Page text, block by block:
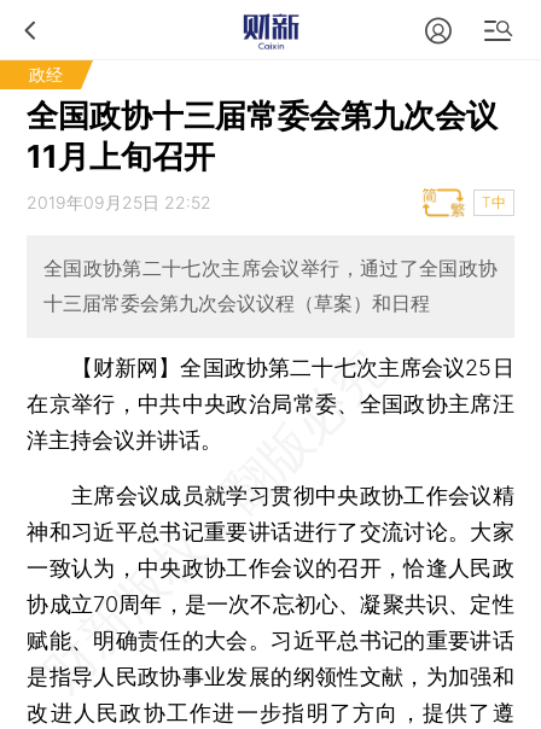
政经
全国政协十三届常委会第九次会议
11月上旬召开
2019年09月25日 22:52 T中
全国政协第二十七次主席会议举行，通过了全国政协
十三届常委会第九次会议议程（草案）和日程
【财新网】全国政协第二十七次主席会议25日
在京举行，中共中央政治局常委、全国政协主席汪
洋主持会议并讲话。
主席会议成员就学习贯彻中央政协工作会议精
神和习近平总书记重要讲话进行了交流讨论。大家
一致认为，中央政协工作会议的召开，恰逢人民政
协成立70周年，是一次不忘初心、凝聚共识、定性
赋能、明确责任的大会。习近平总书记的重要讲话
是指导人民政协事业发展的纲领性文献，为加强和
改进人民政协工作进一步指明了方向，提供了遵